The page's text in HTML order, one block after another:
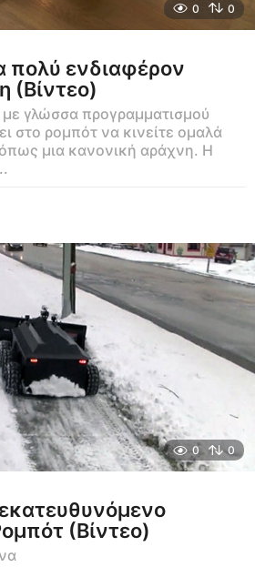
0 0
πολύ ενδιαφέρον
(Βίντεο)
με γλώσσα προγραμματισμού
στο ρομπότ να κινείτε ομαλά
μια κανονική αράχνη. Η
0 0
(Βίντεο)